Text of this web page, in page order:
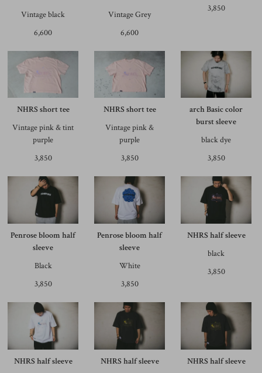
Vintage black
6,600
Vintage Grey
6,600
3,850
NHRS short tee
Vintage pink & tint
purple
3,850
NHRS short tee
Vintage pink &
purple
3,850
arch Basic color
burst sleeve
black dye
3,850
Penrose bloom half
sleeve
Black
3,850
Penrose bloom half
sleeve
White
3,850
NHRS half sleeve
black
3,850
NHRS half sleeve
NHRS half sleeve
NHRS half sleeve